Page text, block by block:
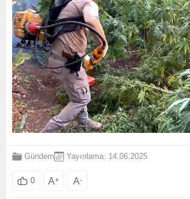
Gündem Yayınlama: 14.06.2025
0 A+ A-